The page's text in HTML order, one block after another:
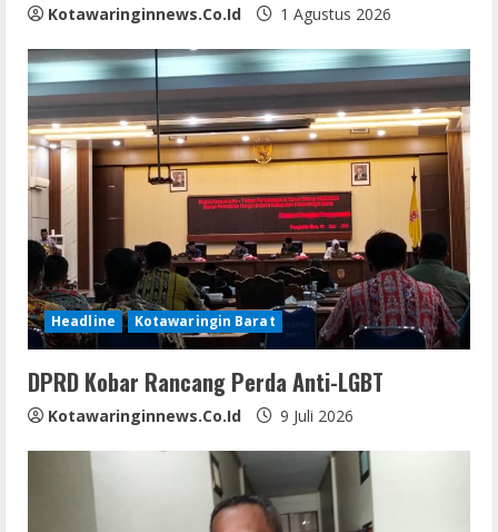
Kotawaringinnews.co.id 1 Agustus 2026
Headline Kotawaringin Barat
DPRD Kobar Rancang Perda Anti-LGBT
Kotawaringinnews.co.id 9 Juli 2026